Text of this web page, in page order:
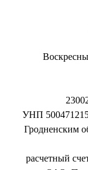
УНП
Гродненским
расчетный